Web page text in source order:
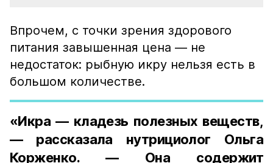
Впрочем, с точки зрения здорового
питания завышенная цена — не
недостаток: рыбную икру нельзя есть в
большом количестве.
«Икра — кладезь полезных веществ,
— рассказала нутрициолог Ольга
Корженко. — Она содержит